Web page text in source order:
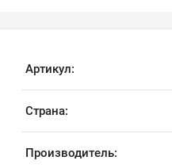
Артикул:
Страна:
Производитель: